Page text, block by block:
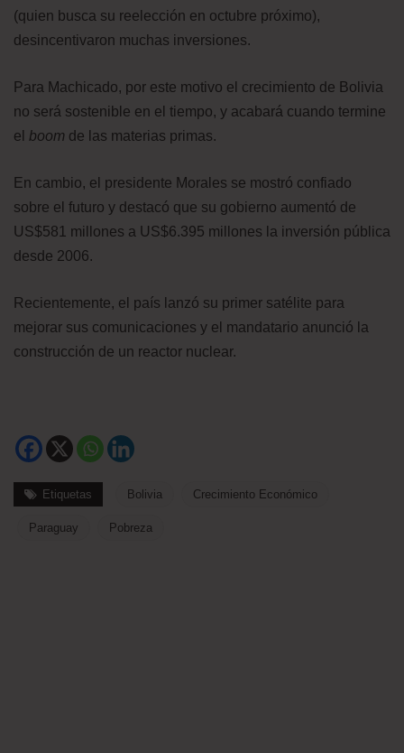
(quien busca su reelección en octubre próximo),
desincentivaron muchas inversiones.
Para Machicado, por este motivo el crecimiento de Bolivia
no será sostenible en el tiempo, y acabará cuando termine
el boom de las materias primas.
En cambio, el presidente Morales se mostró confiado
sobre el futuro y destacó que su gobierno aumentó de
US$581 millones a US$6.395 millones la inversión pública
desde 2006.
Recientemente, el país lanzó su primer satélite para
mejorar sus comunicaciones y el mandatario anunció la
construcción de un reactor nuclear.
Etiquetas Bolivia Crecimiento Económico
Paraguay Pobreza